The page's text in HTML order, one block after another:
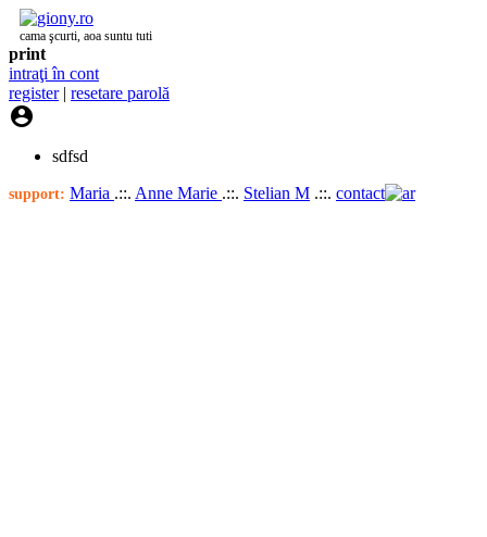
cama şcurti, aoa suntu tuti
print
intraţi în cont
register| resetare parolă

sdfsd
support: Maria .::. Anne Marie .::. Stelian M .::. contact